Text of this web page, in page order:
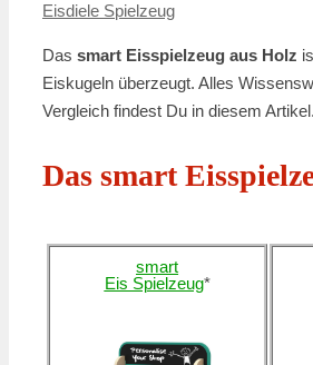
Eisdiele Spielzeug
Das smart Eisspielzeug aus Holz
Eiskugeln überzeugt. Alles
Vergleich findest Du in diesem Artikel.
Das smart
smart
Eis Spielzeug*